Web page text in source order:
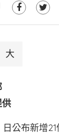
大
供
公布新增